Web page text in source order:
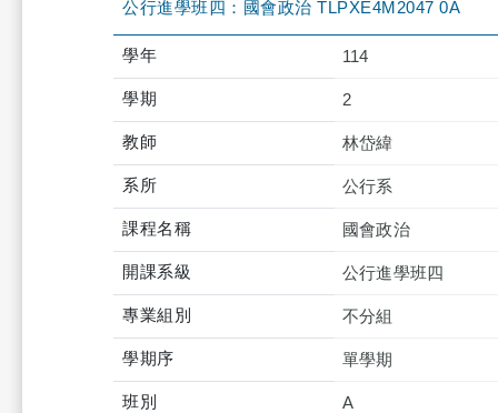
公行進學班四：國會政治 TLPXE4M2047 0A
學年 114
學期 2
教師 林岱緯
系所 公行系
課程名稱 國會政治
開課系級 公行進學班四
專業組別 不分組
學期序 單學期
班別 A